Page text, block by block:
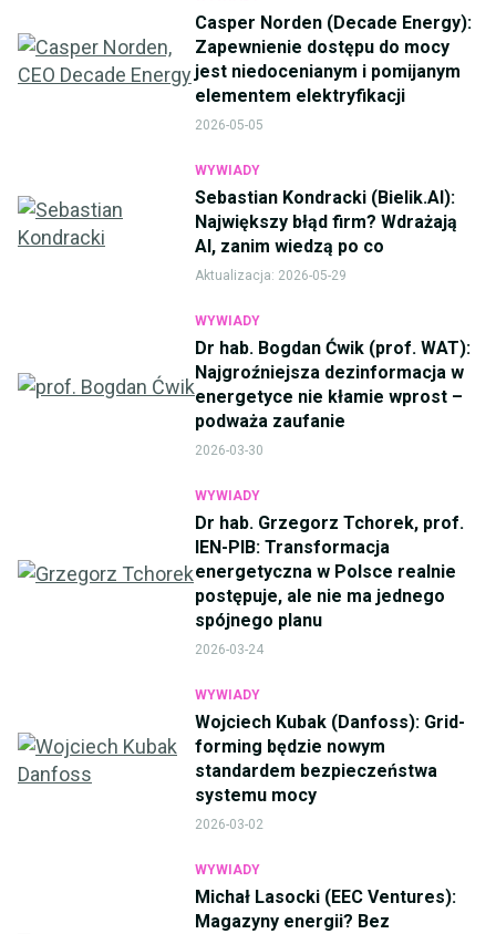
Casper Norden (Decade Energy):
Zapewnienie dostępu do mocy
jest niedocenianym i pomijanym
elementem elektryfikacji
2026-05-05
WYWIADY
Sebastian Kondracki (Bielik.AI):
Największy błąd firm? Wdrażają
AI, zanim wiedzą po co
Aktualizacja: 2026-05-29
WYWIADY
Dr hab. Bogdan Ćwik (prof. WAT):
Najgroźniejsza dezinformacja w
energetyce nie kłamie wprost –
podważa zaufanie
2026-03-30
WYWIADY
Dr hab. Grzegorz Tchorek, prof.
IEN-PIB: Transformacja
energetyczna w Polsce realnie
postępuje, ale nie ma jednego
spójnego planu
2026-03-24
WYWIADY
Wojciech Kubak (Danfoss): Grid-
forming będzie nowym
standardem bezpieczeństwa
systemu mocy
2026-03-02
WYWIADY
Michał Lasocki (EEC Ventures):
Magazyny energii? Bez